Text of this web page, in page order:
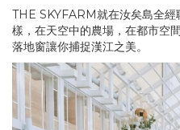
THE SKYFARM就在汝矣島全
樣，在天空中的農場，在都市空
落地窗讓你捕捉漢江之美。